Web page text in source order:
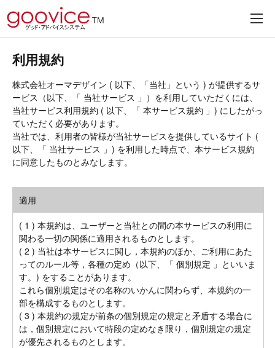
利用規約
株式会社オーマデザイン ( 以下、「当社」という ) が提供するサ
ービス（以下、「 当社サービス 」）を利用していただくには、
当社サービス利用規約 ( 以下、「 本サービス規約 」) にしたがっ
ていただく必要があります。
当社では、利用者の皆様が当社サービスを提供しているサイト (
以下、「 当社サービス 」) を利用した時点で、本サービス規約
に同意したものとみなします。
適用
( 1 ) 本規約は、ユーザーと当社との間の本サービスの利用に
関わる一切の関係に適用されるものとします。
( 2 ) 当社は本サービスに関し，本規約のほか、ご利用にあた
ってのルール等，各種の定め（以下、「 個別規定 」といいま
す。) をすることがあります。
これら個別規定はその名称のいかんに関わらず、本規約の一
部を構成するものとします。
( 3 ) 本規約の規定が前条の個別規定の規定と矛盾する場合に
は，個別規定において特段の定めなき限り，個別規定の規定
が優先されるものとします。